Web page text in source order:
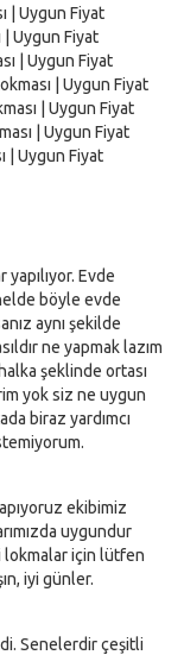
| Uygun Fiyat
| Uygun Fiyat
| Uygun Fiyat
| Uygun Fiyat
| Uygun Fiyat
| Uygun Fiyat
| Uygun Fiyat
Evde
böyle evde
aynı şekilde
ne yapmak lazım
şeklinde ortası
yok siz ne uygun
biraz yardımcı
ekibimiz
uygundur
için lütfen
iyi günler.
Senelerdir çeşitli